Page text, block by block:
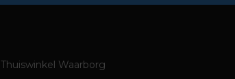
Thuiswinkel Waarborg